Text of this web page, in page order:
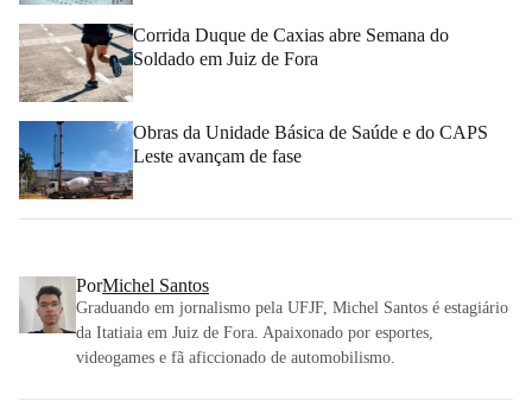
Corrida Duque de Caxias abre Semana do
Soldado em Juiz de Fora
Obras da Unidade Básica de Saúde e do CAPS
Leste avançam de fase
PorMichel Santos
Graduando em jornalismo pela UFJF, Michel Santos é estagiário
da Itatiaia em Juiz de Fora. Apaixonado por esportes,
videogames e fã aficcionado de automobilismo.